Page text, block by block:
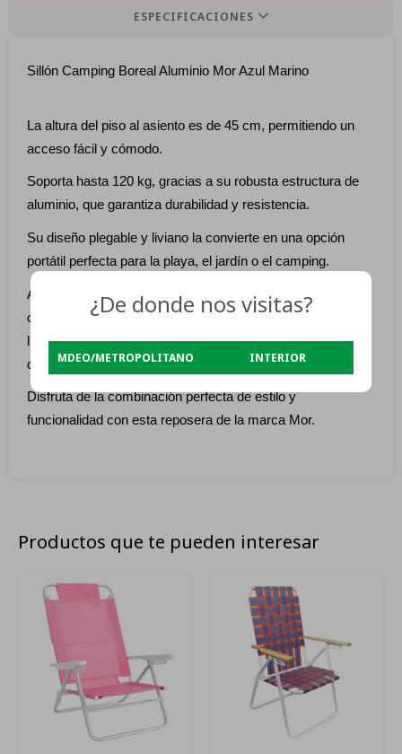
ESPECIFICACIONES
Sillón Camping Boreal Aluminio Mor Azul Marino
La altura del piso al asiento es de 45 cm, permitiendo un
acceso fácil y cómodo.
Soporta hasta 120 kg, gracias a su robusta estructura de
aluminio, que garantiza durabilidad y resistencia.
Su diseño plegable y liviano la convierte en una opción
portátil perfecta para la playa, el jardín o el camping.
Además, cuenta con apoyabrazos de plástico que añaden
confort. La tela sannet del asiento es resistente y fácil de
limpiar, mientras que su atractivo color azul marino la hace
destacar en cualquier entorno.
Disfruta de la combinación perfecta de estilo y
funcionalidad con esta reposera de la marca Mor.
Productos que te pueden interesar
¿De donde nos visitas?
MDEO/METROPOLITANO INTERIOR